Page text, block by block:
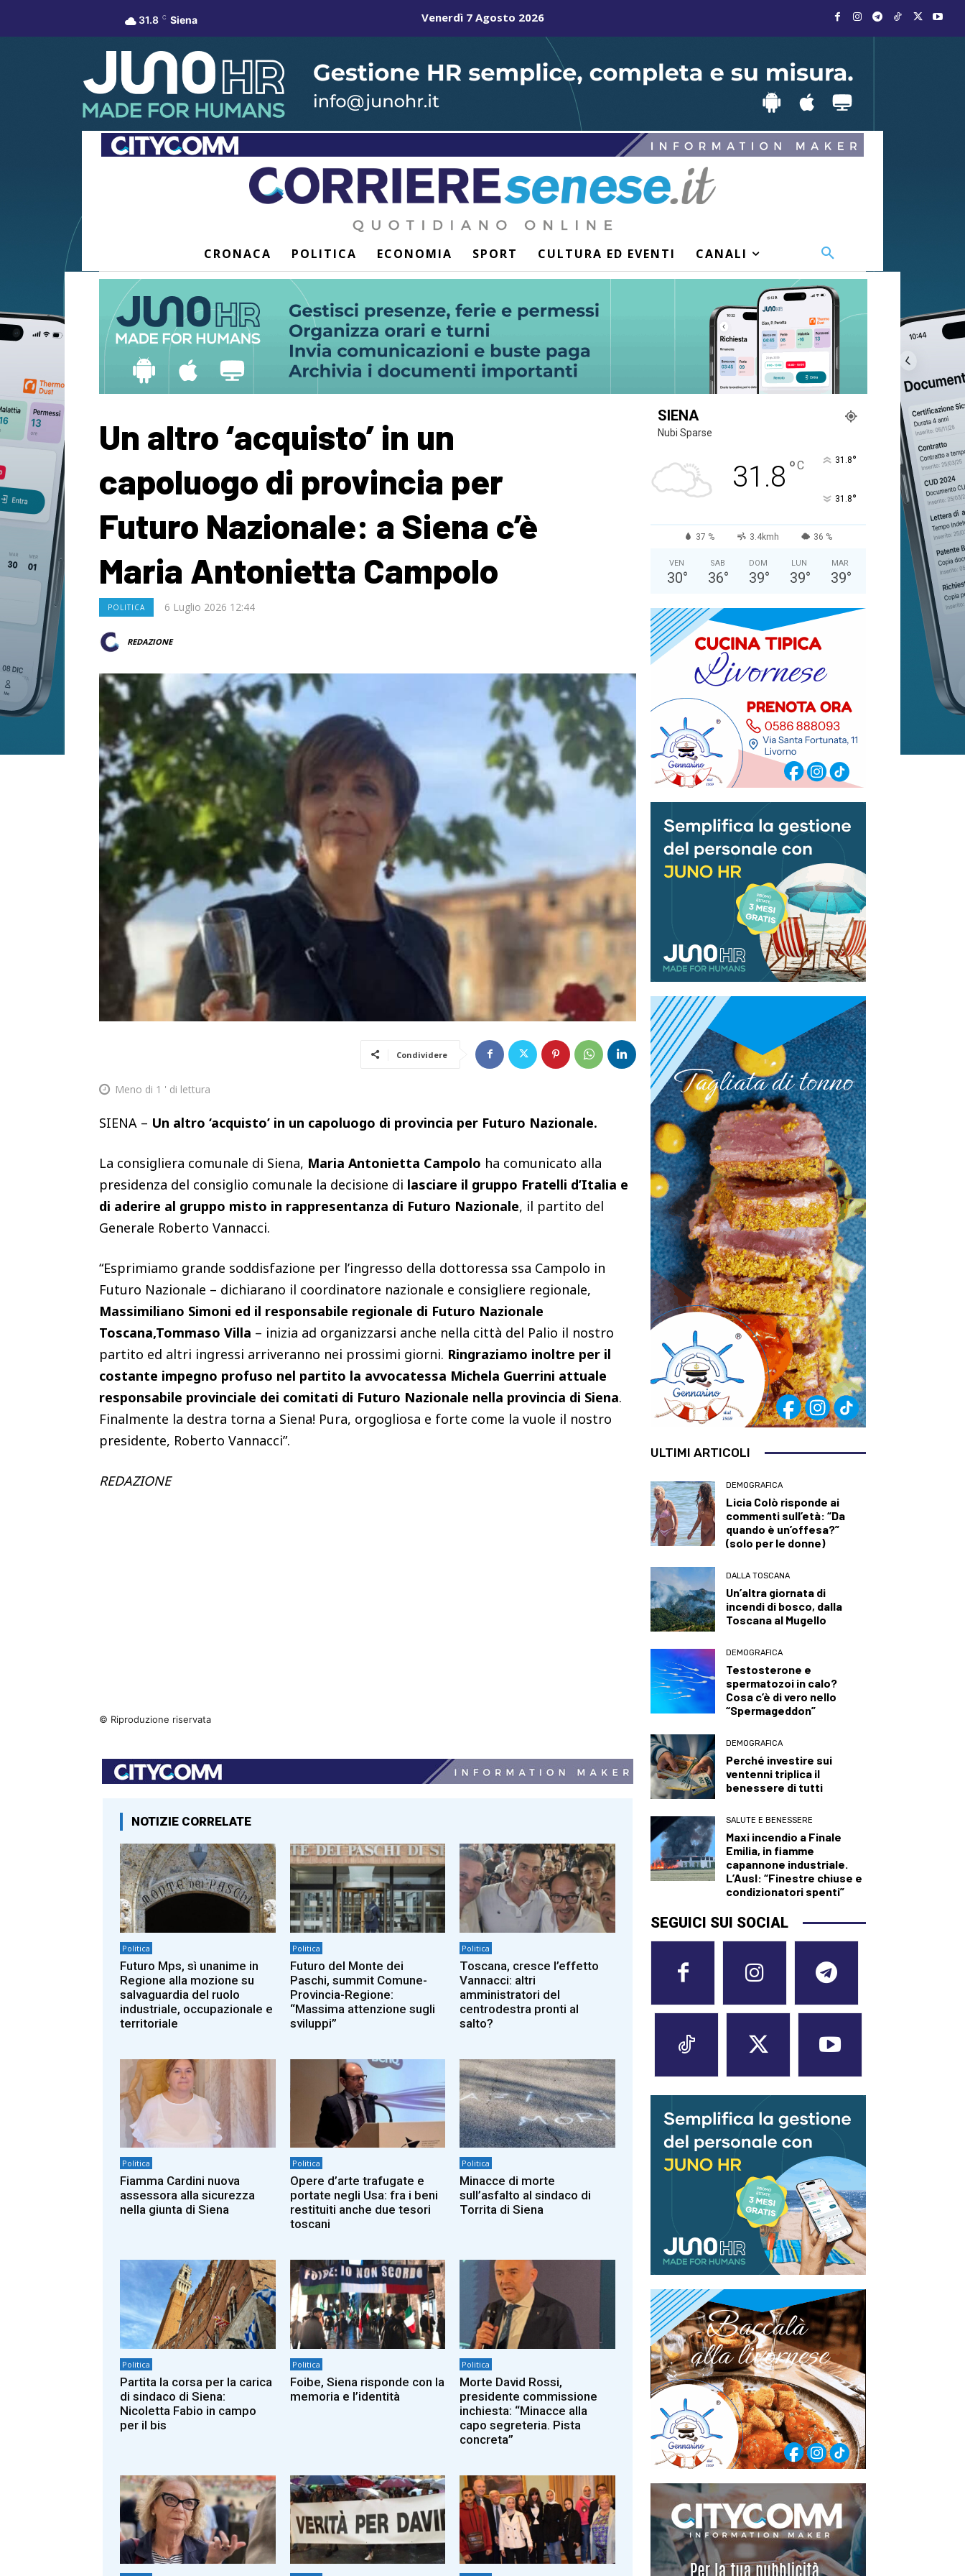
31.8 C Siena Venerdì 7 Agosto 2026
CRONACA POLITICA ECONOMIA SPORT CULTURA ED EVENTI CANALI
Un altro ‘acquisto’ in un
capoluogo di provincia per
Futuro Nazionale: a Siena c’è
Maria Antonietta Campolo
POLITICA 6 Luglio 2026 12:44
REDAZIONE
Condividere
Meno di 1 ' di lettura
SIENA – Un altro ‘acquisto’ in un capoluogo di provincia per Futuro Nazionale.
La consigliera comunale di Siena, Maria Antonietta Campolo ha comunicato alla
presidenza del consiglio comunale la decisione di lasciare il gruppo Fratelli d’Italia e
di aderire al gruppo misto in rappresentanza di Futuro Nazionale, il partito del
Generale Roberto Vannacci.
“Esprimiamo grande soddisfazione per l’ingresso della dottoressa ssa Campolo in
Futuro Nazionale – dichiarano il coordinatore nazionale e consigliere regionale,
Massimiliano Simoni ed il responsabile regionale di Futuro Nazionale
Toscana,Tommaso Villa – inizia ad organizzarsi anche nella città del Palio il nostro
partito ed altri ingressi arriveranno nei prossimi giorni. Ringraziamo inoltre per il
costante impegno profuso nel partito la avvocatessa Michela Guerrini attuale
responsabile provinciale dei comitati di Futuro Nazionale nella provincia di Siena.
Finalmente la destra torna a Siena! Pura, orgogliosa e forte come la vuole il nostro
presidente, Roberto Vannacci”.
REDAZIONE
© Riproduzione riservata
NOTIZIE CORRELATE
Politica
Futuro Mps, sì unanime in
Regione alla mozione su
salvaguardia del ruolo
industriale, occupazionale e
territoriale
Politica
Futuro del Monte dei
Paschi, summit Comune-
Provincia-Regione:
“Massima attenzione sugli
sviluppi”
Politica
Toscana, cresce l’effetto
Vannacci: altri
amministratori del
centrodestra pronti al
salto?
Politica
Fiamma Cardini nuova
assessora alla sicurezza
nella giunta di Siena
Politica
Opere d’arte trafugate e
portate negli Usa: fra i beni
restituiti anche due tesori
toscani
Politica
Minacce di morte
sull’asfalto al sindaco di
Torrita di Siena
Politica
Partita la corsa per la carica
di sindaco di Siena:
Nicoletta Fabio in campo
per il bis
Politica
Foibe, Siena risponde con la
memoria e l’identità
Politica
Morte David Rossi,
presidente commissione
inchiesta: “Minacce alla
capo segreteria. Pista
concreta”
SIENA
Nubi Sparse
31.8 °C 31.8°
31.8°
37 % 3.4kmh 36 %
VEN
30°
SAB
36°
DOM
39°
LUN
39°
MAR
39°
ULTIMI ARTICOLI
DEMOGRAFICA
Licia Colò risponde ai
commenti sull’età: “Da
quando è un’offesa?”
(solo per le donne)
DALLA TOSCANA
Un’altra giornata di
incendi di bosco, dalla
Toscana al Mugello
DEMOGRAFICA
Testosterone e
spermatozoi in calo?
Cosa c’è di vero nello
“Spermageddon”
DEMOGRAFICA
Perché investire sui
ventenni triplica il
benessere di tutti
SALUTE E BENESSERE
Maxi incendio a Finale
Emilia, in fiamme
capannone industriale.
L’Ausl: “Finestre chiuse e
condizionatori spenti”
SEGUICI SUI SOCIAL